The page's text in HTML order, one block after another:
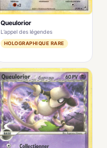
Queulorior
L’appel des légendes
HOLOGRAPHIQUE RARE